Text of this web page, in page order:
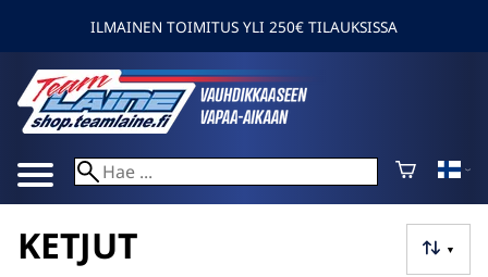
ILMAINEN TOIMITUS YLI 250€ TILAUKSISSA
▼
KETJUT